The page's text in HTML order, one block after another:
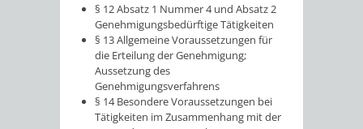
§ 12 Absatz 1 Nummer 4 und Absatz 2
Genehmigungsbedürftige Tätigkeiten
§ 13 Allgemeine Voraussetzungen für
die Erteilung der Genehmigung;
Aussetzung des
Genehmigungsverfahrens
§ 14 Besondere Voraussetzungen bei
Tätigkeiten im Zusammenhang mit der